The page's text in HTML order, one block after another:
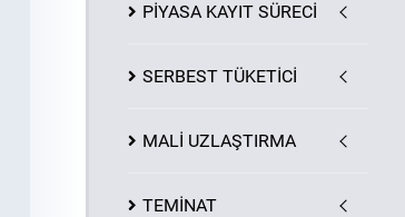
PİYASAKAYIT SÜRECİ
SERBEST TÜKETİCİ
MALİ UZLAŞTIRMA
TEMİNAT